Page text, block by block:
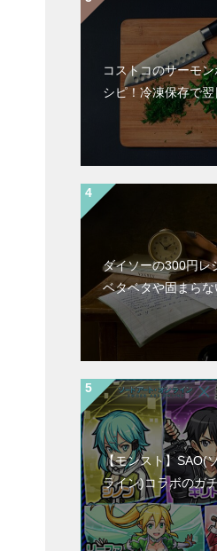
コストコのサーモ
シピ！冷凍保存で
ダイソーの300円レ
ベタベタや固まら
【モンスト】SAO(
ライン)コラボのガ